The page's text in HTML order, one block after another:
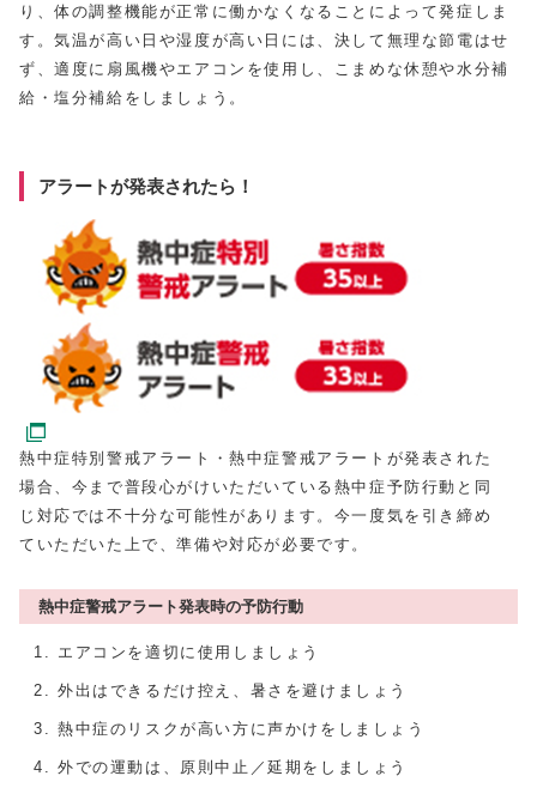
り、体の調整機能が正常に働かなくなることによって発症しま
す。気温が高い日や湿度が高い日には、決して無理な節電はせ
ず、適度に扇風機やエアコンを使用し、こまめな休憩や水分補
給・塩分補給をしましょう。
アラートが発表されたら！
熱中症特別警戒アラート・熱中症警戒アラートが発表された
場合、今まで普段心がけいただいている熱中症予防行動と同
じ対応では不十分な可能性があります。今一度気を引き締め
ていただいた上で、準備や対応が必要です。
熱中症警戒アラート発表時の予防行動
エアコンを適切に使用しましょう
外出はできるだけ控え、暑さを避けましょう
熱中症のリスクが高い方に声かけをしましょう
外での運動は、原則中止／延期をしましょう